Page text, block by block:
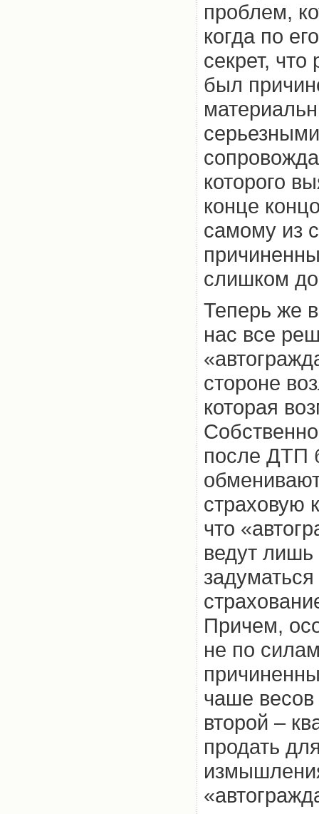
проблем,
когда по
секрет,
был
которого
конце
самому из
слишком
Теперь же
нас все
стороне
которая
после ДТП
страховую
что
ведут
Причем,
не по
чаше весов
второй –
продать